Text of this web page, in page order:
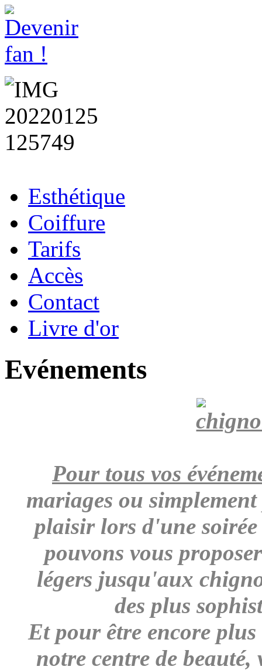
Esthétique
Coiffure
Tarifs
Accès
Contact
Livre d'or
Evénements
Pour tous vos
mariages ou
plaisir lors d'une
pouvons vous
légers jusqu'aux
des plus
Et pour être encore
notre centre de beauté,